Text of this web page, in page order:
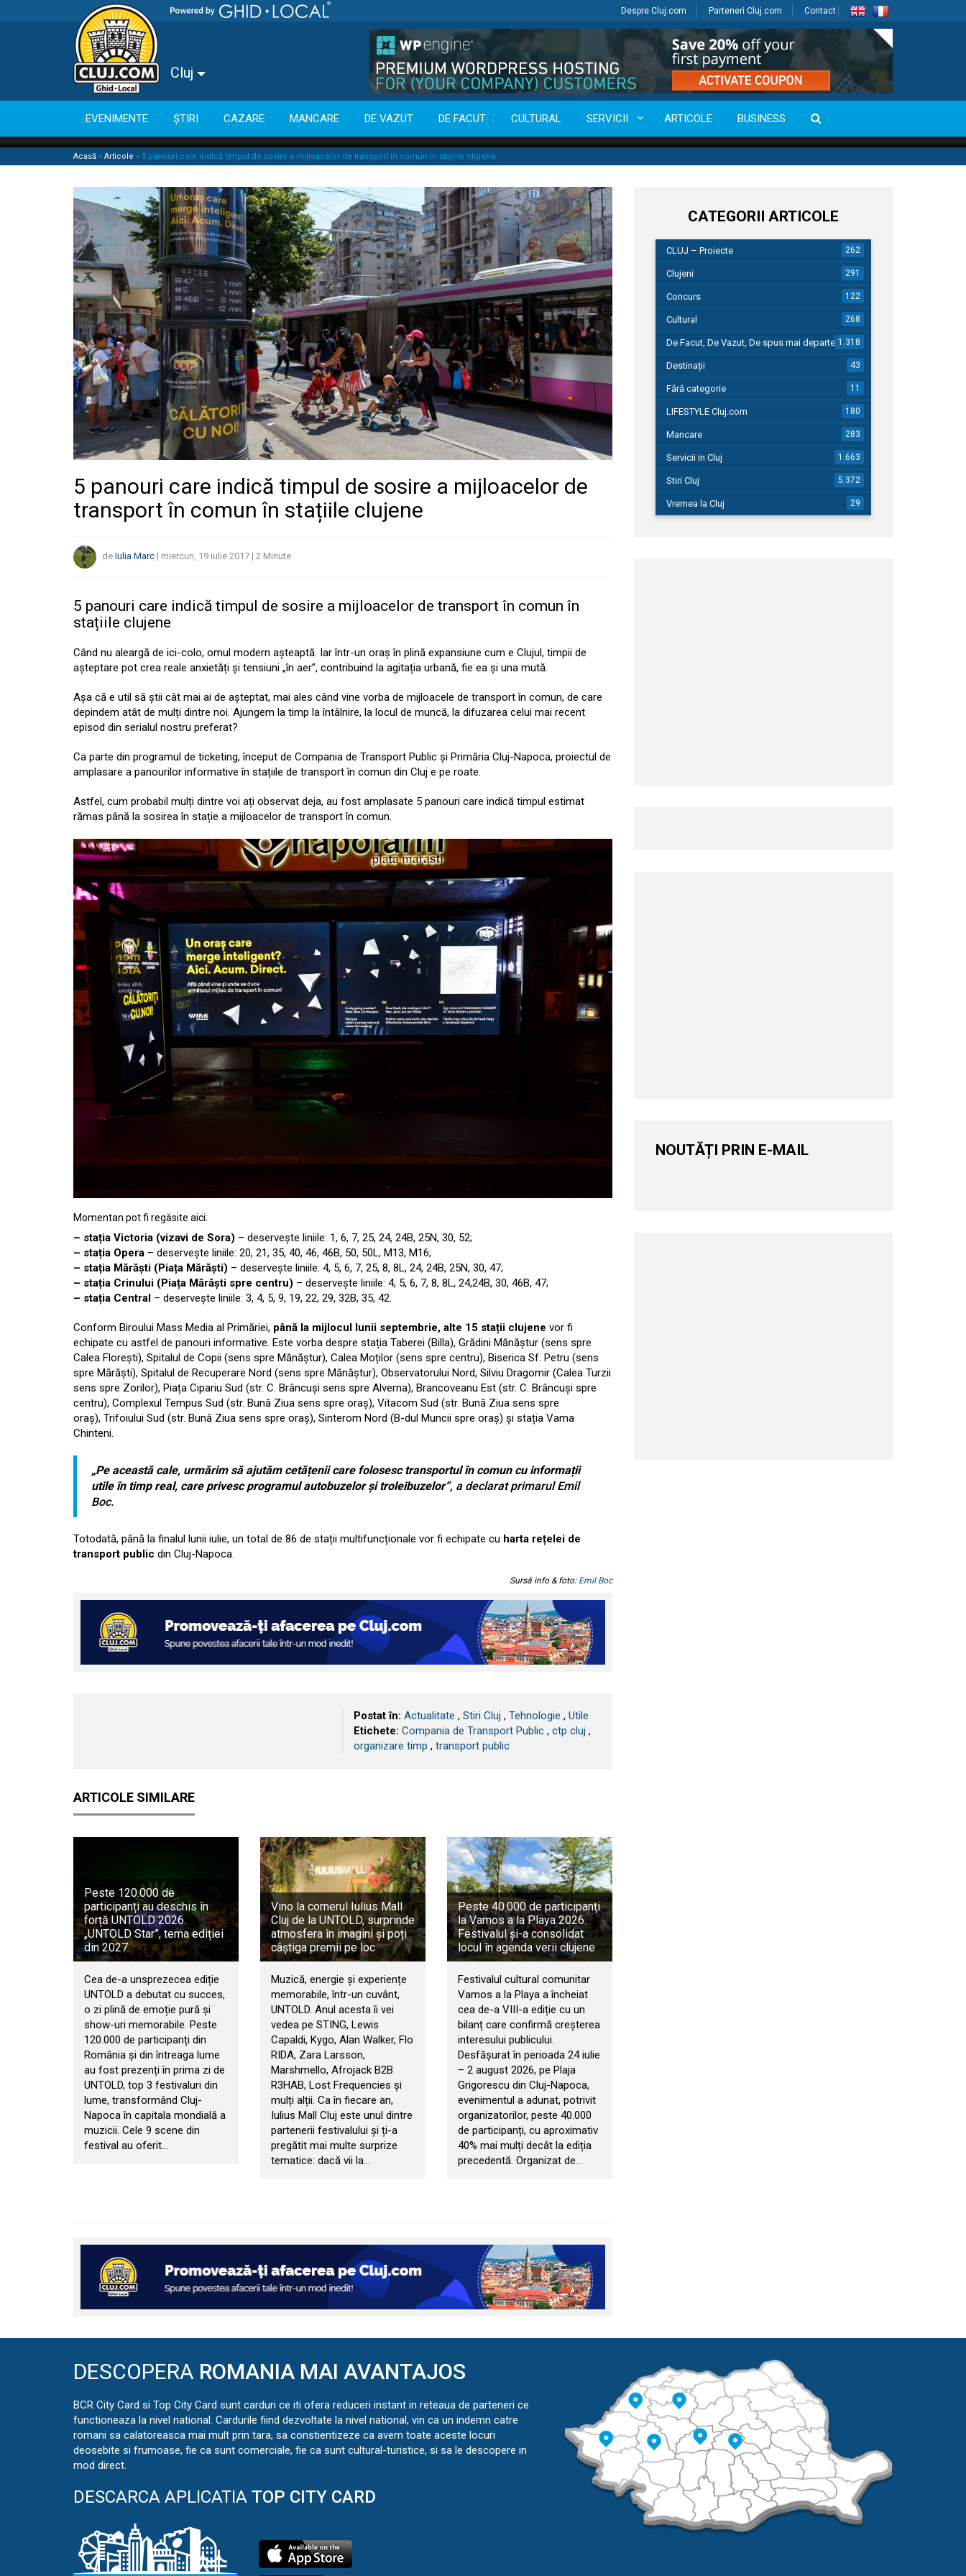
Despre Cluj.com Parteneri Cluj.com Contact
Cluj
EVENIMENTE ȘTIRI CAZARE MANCARE DE VAZUT DE FACUT CULTURAL SERVICII ARTICOLE BUSINESS
Acasă » Articole » 5 panouri care indică timpul de sosire a mijloacelor de transport în comun în stațiile clujene
5 panouri care indică timpul de sosire a mijloacelor de
transport în comun în stațiile clujene
de Iulia Marc | miercuri, 19 iulie 2017 | 2 Minute
5 panouri care indică timpul de sosire a mijloacelor de transport în comun în
stațiile clujene
Când nu aleargă de ici-colo, omul modern așteaptă. Iar într-un oraș în plină expansiune cum e Clujul, timpii de
așteptare pot crea reale anxietăți și tensiuni „în aer”, contribuind la agitația urbană, fie ea și una mută.
Așa că e util să știi cât mai ai de așteptat, mai ales când vine vorba de mijloacele de transport în comun, de care
depindem atât de mulți dintre noi. Ajungem la timp la întâlnire, la locul de muncă, la difuzarea celui mai recent
episod din serialul nostru preferat?
Ca parte din programul de ticketing, început de Compania de Transport Public și Primăria Cluj-Napoca, proiectul de
amplasare a panourilor informative în stațiile de transport în comun din Cluj e pe roate.
Astfel, cum probabil mulți dintre voi ați observat deja, au fost amplasate 5 panouri care indică timpul estimat
rămas până la sosirea în stație a mijloacelor de transport în comun.
Momentan pot fi regăsite aici:
– stația Victoria (vizavi de Sora) – deservește liniile: 1, 6, 7, 25, 24, 24B, 25N, 30, 52;
– stația Opera – deservește liniile: 20, 21, 35, 40, 46, 46B, 50, 50L, M13, M16;
– stația Mărăști (Piața Mărăști) – deservește liniile: 4, 5, 6, 7, 25, 8, 8L, 24, 24B, 25N, 30, 47;
– stația Crinului (Piața Mărăști spre centru) – deservește liniile: 4, 5, 6, 7, 8, 8L, 24,24B, 30, 46B, 47;
– stația Central – deservește liniile: 3, 4, 5, 9, 19, 22, 29, 32B, 35, 42.
Conform Biroului Mass Media al Primăriei, până la mijlocul lunii septembrie, alte 15 stații clujene vor fi
echipate cu astfel de panouri informative. Este vorba despre stația Taberei (Billa), Grădini Mănăștur (sens spre
Calea Florești), Spitalul de Copii (sens spre Mănăștur), Calea Moților (sens spre centru), Biserica Sf. Petru (sens
spre Mărăști), Spitalul de Recuperare Nord (sens spre Mănăștur), Observatorului Nord, Silviu Dragomir (Calea Turzii
sens spre Zorilor), Piața Cipariu Sud (str. C. Brâncuși sens spre Alverna), Brancoveanu Est (str. C. Brâncuși spre
centru), Complexul Tempus Sud (str. Bună Ziua sens spre oraș), Vitacom Sud (str. Bună Ziua sens spre
oraș), Trifoiului Sud (str. Bună Ziua sens spre oraș), Sinterom Nord (B-dul Muncii spre oraș) și stația Vama
Chinteni.
„Pe această cale, urmărim să ajutăm cetățenii care folosesc transportul în comun cu informații
utile în timp real, care privesc programul autobuzelor și troleibuzelor”, a declarat primarul Emil
Boc.
Totodată, până la finalul lunii iulie, un total de 86 de stații multifuncționale vor fi echipate cu harta rețelei de
transport public din Cluj-Napoca.
Sursă info & foto: Emil Boc
Postat în: Actualitate , Stiri Cluj , Tehnologie , Utile
Etichete: Compania de Transport Public , ctp cluj ,
organizare timp , transport public
ARTICOLE SIMILARE
Peste 120.000 de
participanți au deschis în
forță UNTOLD 2026.
„UNTOLD Star”, tema ediției
din 2027
Cea de-a unsprezecea ediție
UNTOLD a debutat cu succes,
o zi plină de emoție pură și
show-uri memorabile. Peste
120.000 de participanți din
România și din întreaga lume
au fost prezenți în prima zi de
UNTOLD, top 3 festivaluri din
lume, transformând Cluj-
Napoca în capitala mondială a
muzicii. Cele 9 scene din
festival au oferit…
Vino la cornerul Iulius Mall
Cluj de la UNTOLD, surprinde
atmosfera în imagini și poți
câștiga premii pe loc
Muzică, energie și experiențe
memorabile, într-un cuvânt,
UNTOLD. Anul acesta îi vei
vedea pe STING, Lewis
Capaldi, Kygo, Alan Walker, Flo
RIDA, Zara Larsson,
Marshmello, Afrojack B2B
R3HAB, Lost Frequencies și
mulți alții. Ca în fiecare an,
Iulius Mall Cluj este unul dintre
partenerii festivalului și ți-a
pregătit mai multe surprize
tematice: dacă vii la…
Peste 40.000 de participanți
la Vamos a la Playa 2026.
Festivalul și-a consolidat
locul în agenda verii clujene
Festivalul cultural comunitar
Vamos a la Playa a încheiat
cea de-a VIII-a ediție cu un
bilanț care confirmă creșterea
interesului publicului.
Desfășurat în perioada 24 iulie
– 2 august 2026, pe Plaja
Grigorescu din Cluj-Napoca,
evenimentul a adunat, potrivit
organizatorilor, peste 40.000
de participanți, cu aproximativ
40% mai mulți decât la ediția
precedentă. Organizat de…
CATEGORII ARTICOLE
CLUJ – Proiecte 262
Clujeni 291
Concurs 122
Cultural 268
De Facut, De Vazut, De spus mai departe…1.318
Destinații 43
Fără categorie 11
LIFESTYLE Cluj.com 180
Mancare 283
Servicii in Cluj 1.663
Stiri Cluj 5.372
Vremea la Cluj 29
NOUTĂȚI PRIN E-MAIL
DESCOPERA ROMANIA MAI AVANTAJOS
BCR City Card si Top City Card sunt carduri ce iti ofera reduceri instant in reteaua de parteneri ce
functioneaza la nivel national. Cardurile fiind dezvoltate la nivel national, vin ca un indemn catre
romani sa calatoreasca mai mult prin tara, sa constientizeze ca avem toate aceste locuri
deosebite si frumoase, fie ca sunt comerciale, fie ca sunt cultural-turistice, si sa le descopere in
mod direct.
DESCARCA APLICATIA TOP CITY CARD